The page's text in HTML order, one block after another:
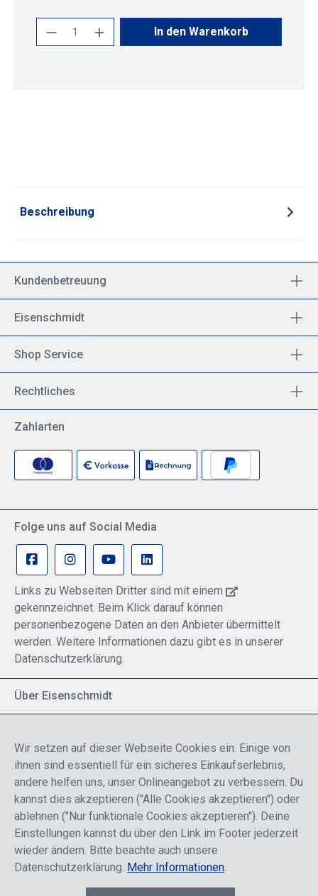
Produkt Anzahl: Gib den gewünschten
In den Warenkorb
Beschreibung
Kundenbetreuung
Eisenschmidt
Shop Service
Rechtliches
Zahlarten
Folge uns auf Social Media
Links zu Webseiten Dritter sind mit einem
gekennzeichnet. Beim Klick darauf können
personenbezogene Daten an den Anbieter übermittelt
werden. Weitere Informationen dazu gibt es in unserer
Datenschutzerklärung.
Über Eisenschmidt
Breite Palette von Luftfahrtprodukten
Fokus auf Pilotenausbildung
Sicher einkaufen
Wir setzen auf dieser Webseite Cookies ein. Einige von
ihnen sind essentiell für ein sicheres Einkaufserlebnis,
andere helfen uns, unser Onlineangebot zu verbessern. Du
kannst dies akzeptieren ("Alle Cookies akzeptieren") oder
ablehnen ("Nur funktionale Cookies akzeptieren"). Deine
Einstellungen kannst du über den Link im Footer jederzeit
wieder ändern. Bitte beachte auch unsere
Datenschutzerklärung. Mehr Informationen.